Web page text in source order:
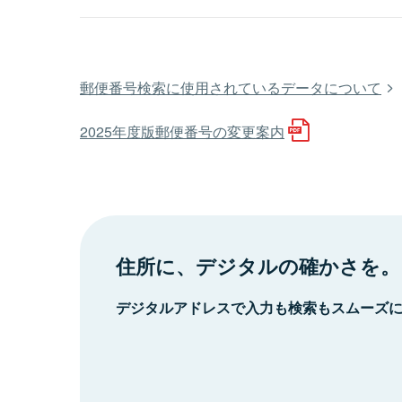
郵便番号検索に使用されているデータについて
2025年度版郵便番号の変更案内
住所に、デジタルの確かさを。
デジタルアドレスで入力も検索もスムーズ